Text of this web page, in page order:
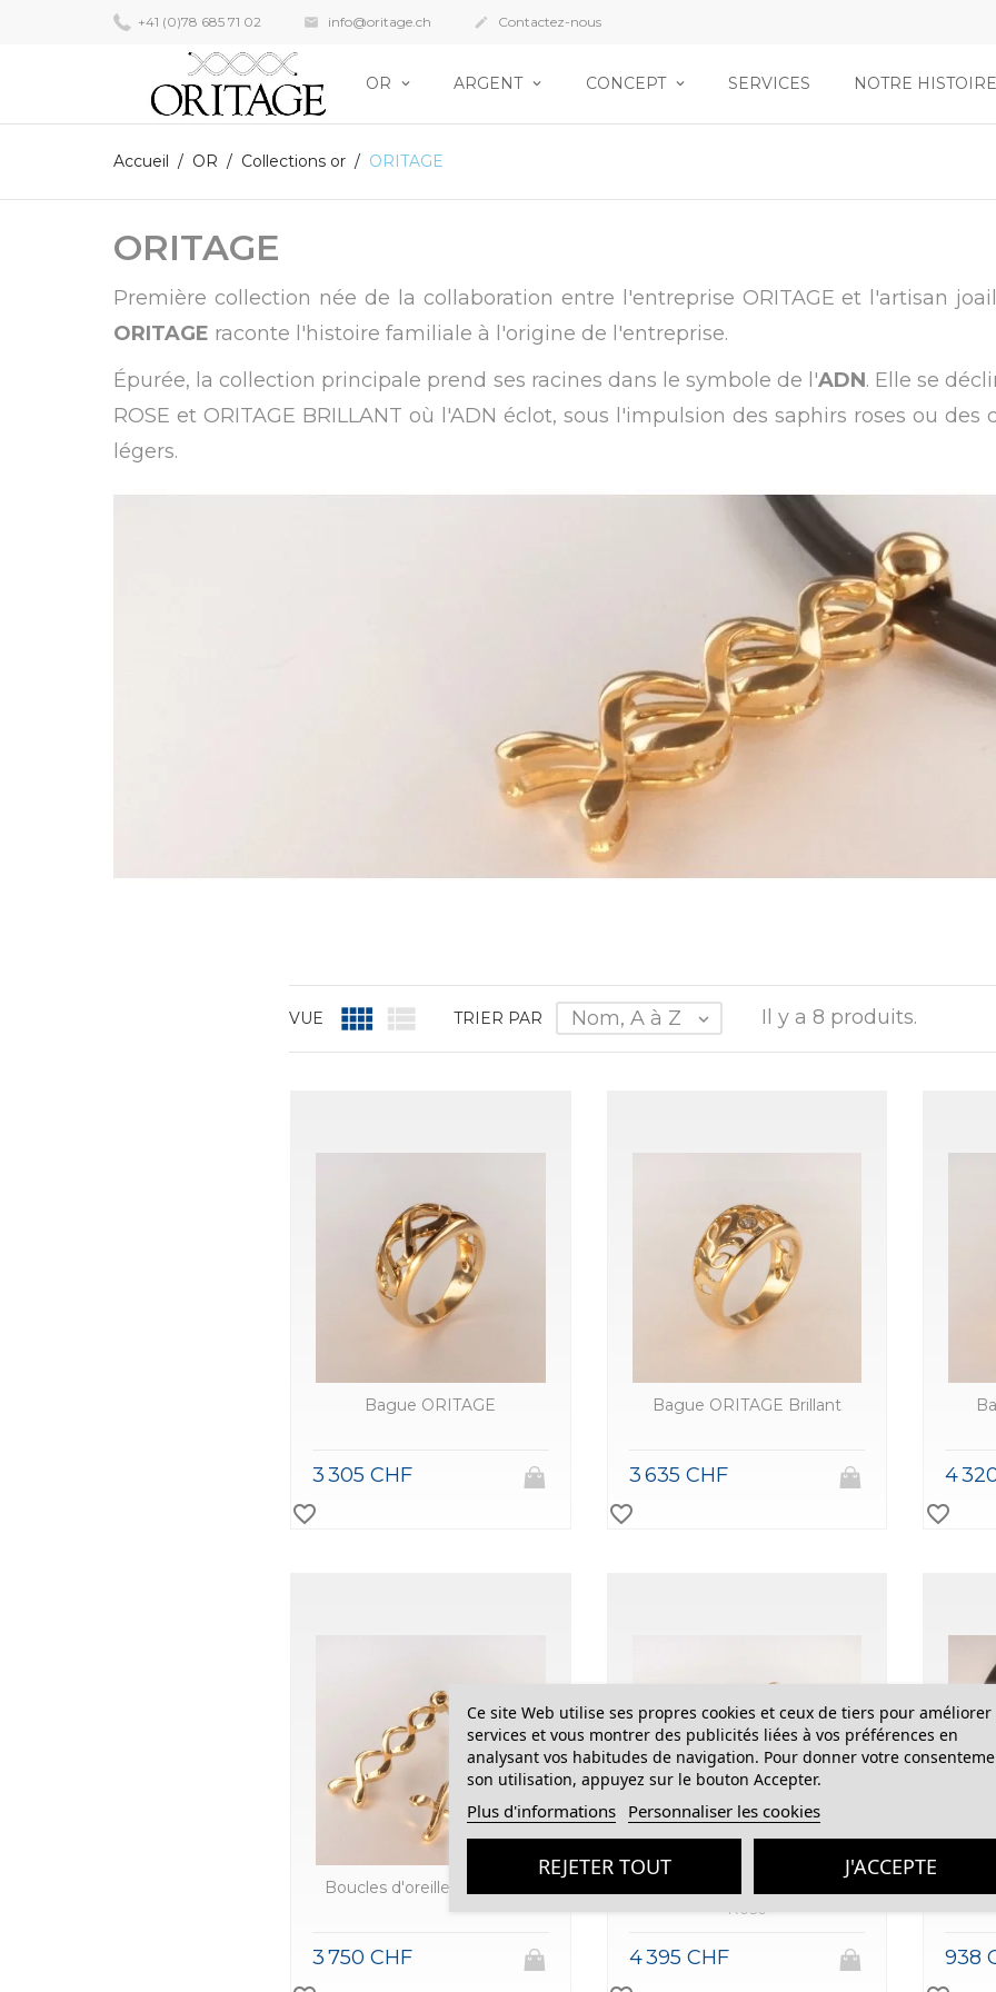
+41 (0)78 685 71 02  info@oritage.ch  Contactez-nous
OR ARGENT CONCEPT SERVICES NOTRE HISTOIRE
Accueil OR Collections or ORITAGE
ORITAGE
Première collection née de la collaboration entre l'entreprise ORITAGE et l'artisan
ORITAGE raconte l'histoire familiale à l'origine de l'entreprise.
Épurée, la collection principale prend ses racines dans le symbole de l'ADN. Elle se
ROSE et ORITAGE BRILLANT où l'ADN éclot, sous l'impulsion des saphirs roses ou
légers.
VUE   TRIER PAR Nom, A à Z  Il y a 8 produits.
Bague ORITAGE
3 305 CHF
favorite_border
Bague ORITAGE Brillant
3 635 CHF
favorite_border
4
favorite_border
Boucles d'oreilles ORITAGE
3 750 CHF
Rose
4 395 CHF 938
Ce site Web utilise ses propres cookies et ceux de tiers pour améliorer
services et vous montrer des publicités liées à vos préférences en
analysant vos habitudes de navigation. Pour donner votre
son utilisation, appuyez sur le bouton Accepter.
Plus d'informations Personnaliser les cookies
REJETER TOUT J'ACCEPTE